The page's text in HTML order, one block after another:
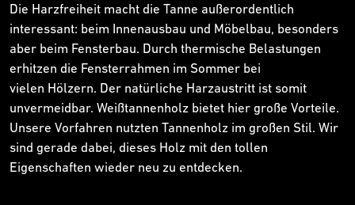
Die Harzfreiheit macht die Tanne außerordentlich
interessant: beim Innenausbau und Möbelbau, besonders
aber beim Fensterbau. Durch thermische Belastungen
erhitzen die Fensterrahmen im Sommer bei
vielen Hölzern. Der natürliche Harzaustritt ist somit
unvermeidbar. Weißtannenholz bietet hier große Vorteile.
Unsere Vorfahren nutzten Tannenholz im großen Stil. Wir
sind gerade dabei, dieses Holz mit den tollen
Eigenschaften wieder neu zu entdecken.